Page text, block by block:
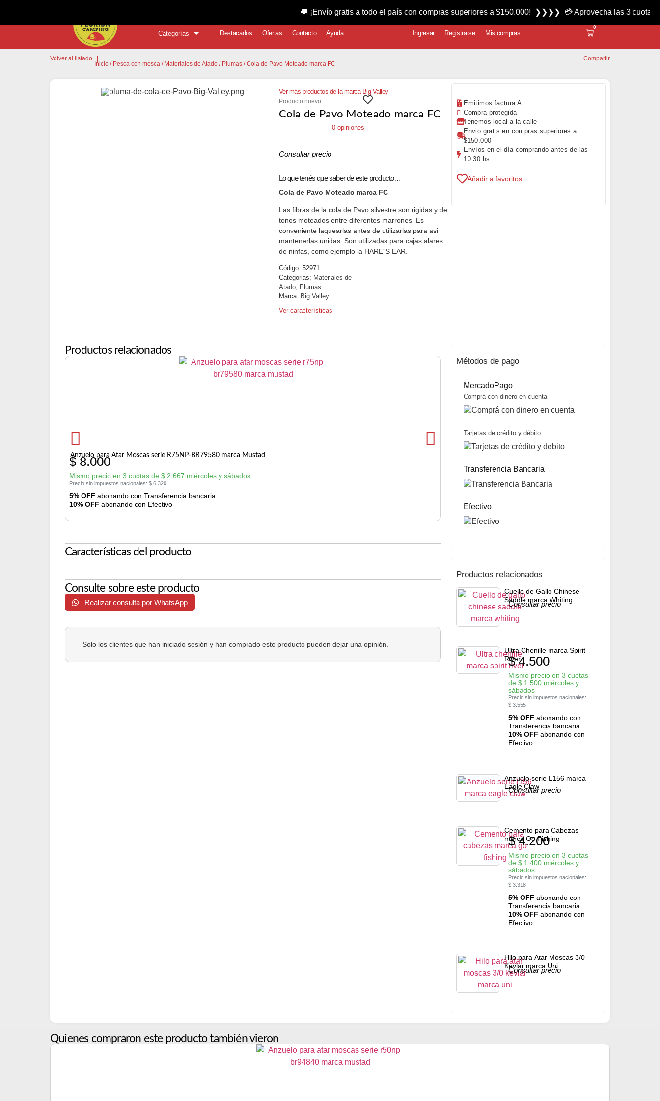
Categorías Destacados Ofertas Contacto Ayuda Ingresar Registrarse Mis compras
0
Volver al listado
Inicio / Pesca con mosca / Materiales de Atado / Plumas / Cola de Pavo Moteado marca FC
Compartir
Ver más productos de la marca Big Valley
Producto nuevo
Cola de Pavo Moteado marca FC
0 opiniones
Consultar precio
Lo que tenés que saber de este producto…
Cola de Pavo Moteado marca FC
Las fibras de la cola de Pavo silvestre son rigidas y de
tonos moteados entre diferentes marrones. Es
conveniente laquearlas antes de utilizarlas para asi
mantenerlas unidas. Son utilizadas para cajas alares
de ninfas, como ejemplo la HARE´S EAR.
Código: 52971
Categorias: Materiales de
Atado,
Plumas
Marca: Big Valley
Ver características
Emitimos factura A
Compra protegida
Tenemos local a la calle
Envio gratis en compras superiores a
$150.000
Envíos en el día comprando antes de las
10:30 hs.
Añadir a favoritos
Productos relacionados
Anzuelo para Atar Moscas serie R75NP-BR79580 marca Mustad
$8.000
Mismo precio en 3 cuotas de $ 2.667 miércoles y sábados
Precio sin impuestos nacionales: $ 6.320
5% OFF abonando con Transferencia bancaria
10% OFF abonando con Efectivo
Precio sin impuestos nacionales:$7.663
10% OFFabonando con Efectivo
Características del producto
Consulte sobre este producto
Realizar consulta por WhatsApp
Solo los clientes que han iniciado sesión y han comprado este producto pueden dejar una opinión.
Métodos de pago
MercadoPago
Comprá con dinero en cuenta
Tarjetas de crédito y débito
Transferencia Bancaria
Efectivo
Productos relacionados
Cuello de Gallo Chinese
Saddle marca Whiting
Consultar precio
Ultra Chenille marca Spirit
River
$4.500
Mismo precio en 3 cuotas
de$ 1.500 miércoles y
sábados
Precio sin impuestos nacionales:
$ 3.555
5% OFF abonando con
Transferencia bancaria
10% OFF abonando con
Efectivo
Anzuelo serie L156 marca
Eagle Claw
Consultar precio
Cemento para Cabezas
marca Go Fishing
$4.200
Mismo precio en 3 cuotas
de$ 1.400 miércoles y
sábados
Precio sin impuestos nacionales:
$ 3.318
5% OFF abonando con
Transferencia bancaria
10% OFF abonando con
Efectivo
Hilo para Atar Moscas 3/0
Kevlar marca Uni
Consultar precio
Quienes compraron este producto también vieron
🚚 ¡Envío gratis a todo el país con compras superiores a $150.000! ❯❯❯❯ 💳 Aprovecha las 3 cuotas sin